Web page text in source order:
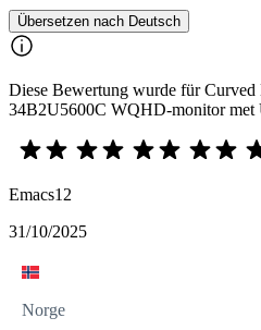
Übersetzen nach Deutsch
Diese Bewertung wurde für Curved
34B2U5600C WQHD-monitor met
Emacs12
31/10/2025
Norge